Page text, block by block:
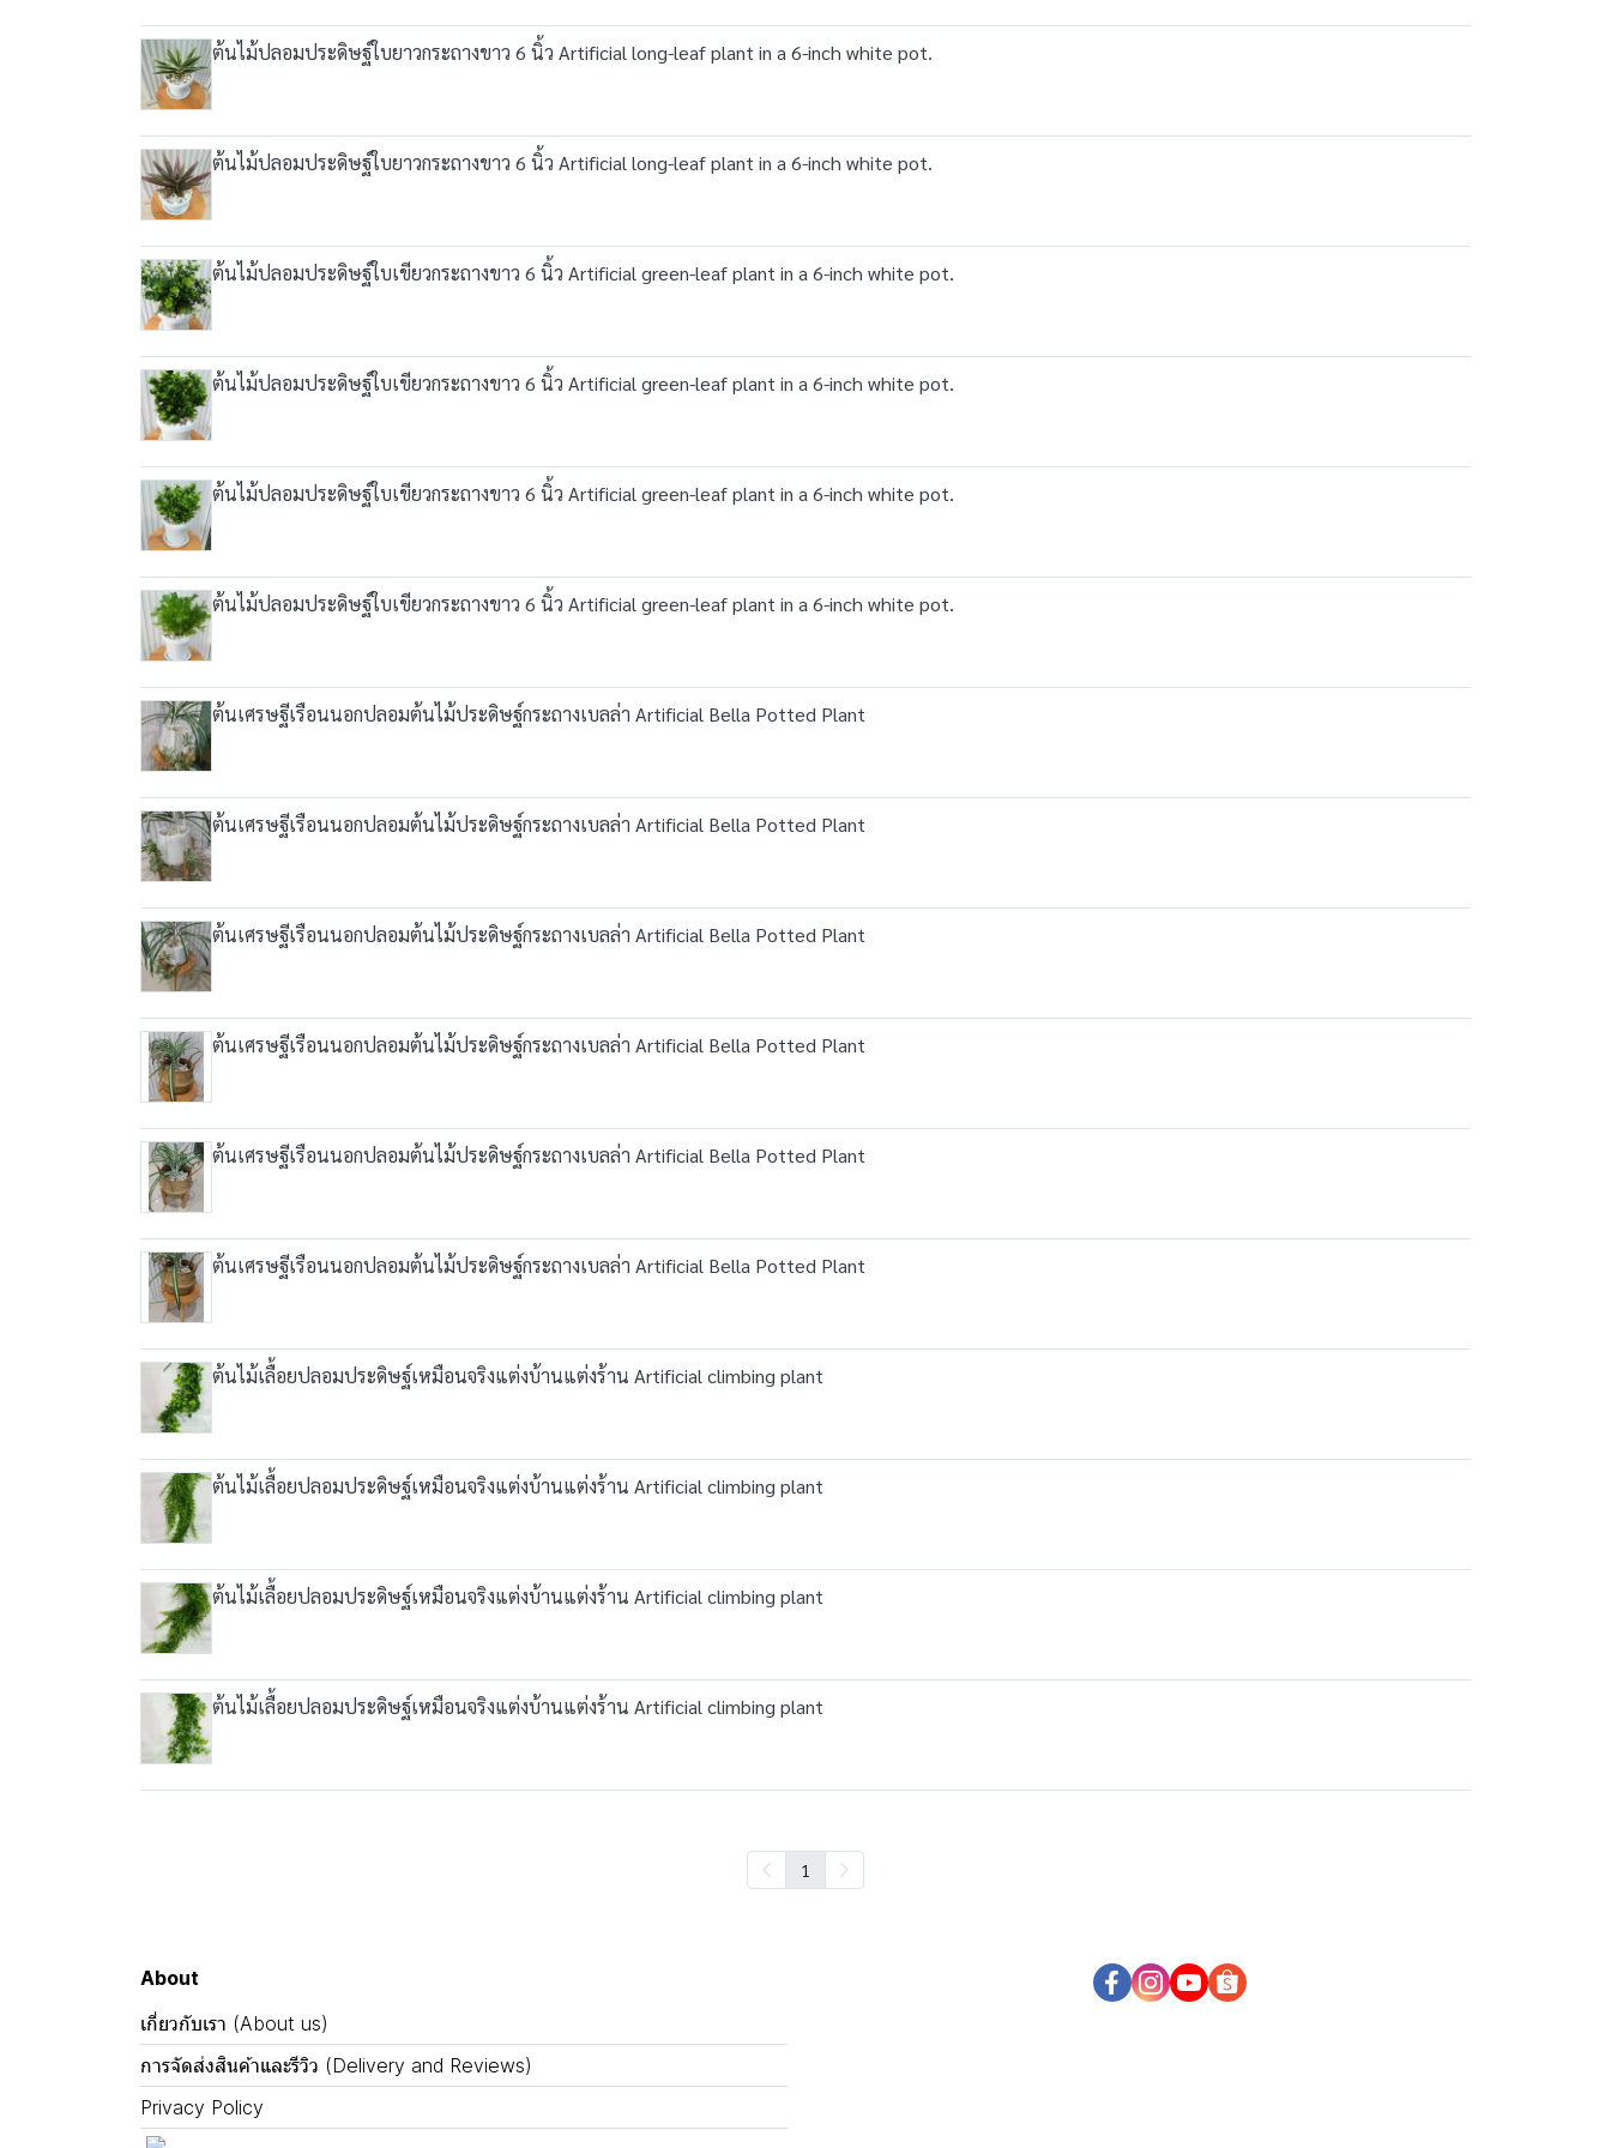
ต้นไม้ปลอมประดิษฐ์ใบยาวกระถางขาว 6 นิ้ว Artificial long-leaf plant in a 6-inch white pot.
ต้นไม้ปลอมประดิษฐ์ใบยาวกระถางขาว 6 นิ้ว Artificial long-leaf plant in a 6-inch white pot.
ต้นไม้ปลอมประดิษฐ์ใบเขียวกระถางขาว 6 นิ้ว Artificial green-leaf plant in a 6-inch white pot.
ต้นไม้ปลอมประดิษฐ์ใบเขียวกระถางขาว 6 นิ้ว Artificial green-leaf plant in a 6-inch white pot.
ต้นไม้ปลอมประดิษฐ์ใบเขียวกระถางขาว 6 นิ้ว Artificial green-leaf plant in a 6-inch white pot.
ต้นไม้ปลอมประดิษฐ์ใบเขียวกระถางขาว 6 นิ้ว Artificial green-leaf plant in a 6-inch white pot.
ต้นเศรษฐีเรือนนอกปลอมต้นไม้ประดิษฐ์กระถางเบลล่า Artificial Bella Potted Plant
ต้นเศรษฐีเรือนนอกปลอมต้นไม้ประดิษฐ์กระถางเบลล่า Artificial Bella Potted Plant
ต้นเศรษฐีเรือนนอกปลอมต้นไม้ประดิษฐ์กระถางเบลล่า Artificial Bella Potted Plant
ต้นเศรษฐีเรือนนอกปลอมต้นไม้ประดิษฐ์กระถางเบลล่า Artificial Bella Potted Plant
ต้นเศรษฐีเรือนนอกปลอมต้นไม้ประดิษฐ์กระถางเบลล่า Artificial Bella Potted Plant
ต้นเศรษฐีเรือนนอกปลอมต้นไม้ประดิษฐ์กระถางเบลล่า Artificial Bella Potted Plant
ต้นไม้เลื้อยปลอมประดิษฐ์เหมือนจริงแต่งบ้านแต่งร้าน Artificial climbing plant
ต้นไม้เลื้อยปลอมประดิษฐ์เหมือนจริงแต่งบ้านแต่งร้าน Artificial climbing plant
ต้นไม้เลื้อยปลอมประดิษฐ์เหมือนจริงแต่งบ้านแต่งร้าน Artificial climbing plant
ต้นไม้เลื้อยปลอมประดิษฐ์เหมือนจริงแต่งบ้านแต่งร้าน Artificial climbing plant
1
About
เกี่ยวกับเรา (About us)
การจัดส่งสินค้าและรีวิว (Delivery and Reviews)
Privacy Policy